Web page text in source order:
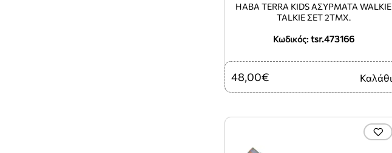
Κωδικός: tsr.473166
HABA TERRA KIDS ΑΣΎΡΜΑΤΑ WALKIE
TALKIE ΣΕΤ 2ΤΜΧ.
48,00€ Καλάθι